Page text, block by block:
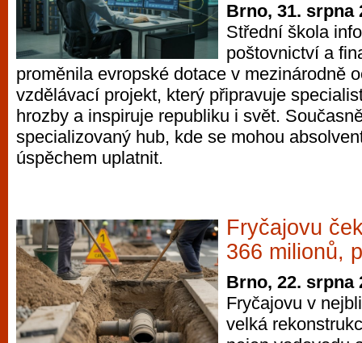
Brno, 31. srpna
Střední škola
poštovnictví a
proměnila evropské dotace v mezinárodně
vzdělávací projekt, který připravuje
hrozby a inspiruje republiku i svět.
specializovaný hub, kde se mohou
úspěchem uplatnit.
Fryčajovu
366 milionů,
Brno, 22. srpna
Fryčajovu v
velká